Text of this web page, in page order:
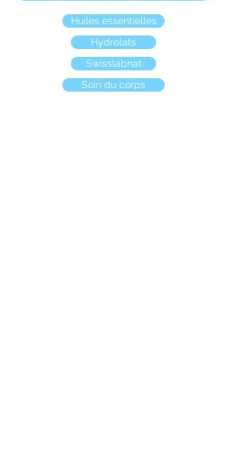
Huiles essentielles
Hydrolats
Swisslabnat
Soin du corps